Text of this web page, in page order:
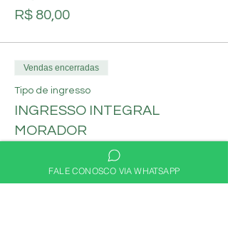
R$ 80,00
Vendas encerradas
Tipo de ingresso
INGRESSO INTEGRAL
MORADOR
Preço
FALE CONOSCO VIA WHATSAPP